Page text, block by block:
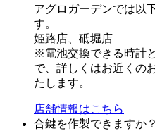
アグロガーデンでは以
す。
姫路店、砥堀店
※電池交換できる時計
で、詳しくはお近くの
たします。
店舗情報はこちら
合鍵を作製できますか？